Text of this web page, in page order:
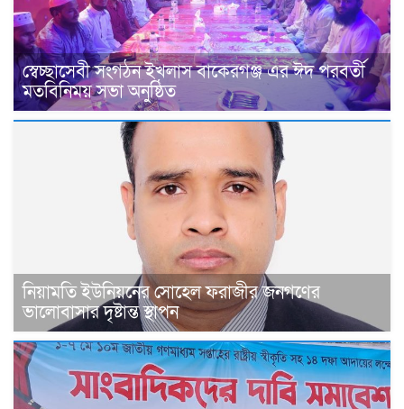
স্বেচ্ছাসেবী সংগঠন ইখলাস বাকেরগঞ্জ এর ঈদ পরবর্তী
মতবিনিময় সভা অনুষ্ঠিত
নিয়ামতি ইউনিয়নের সোহেল ফরাজীর জনগণের
ভালোবাসার দৃষ্টান্ত স্থাপন